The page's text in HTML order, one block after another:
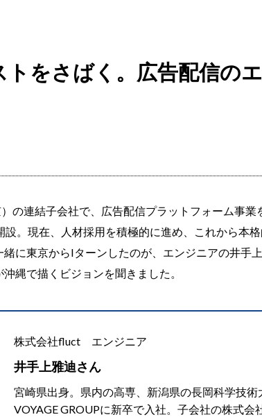
をさばく。広告配信の
の連結子会社で、広告配信プラットフォーム事
。現在、人材採用を積極的に進め、これから本
に東京からIターンしたのが、エンジニアの井手
縄で描くビジョンを聞きました。
株式会社fluct エンジニア
井手上雅迪さん
宮崎県出身。県内の高専、新潟県の長岡科学技
VOYAGE GROUPに新卒で入社。子会社の株式